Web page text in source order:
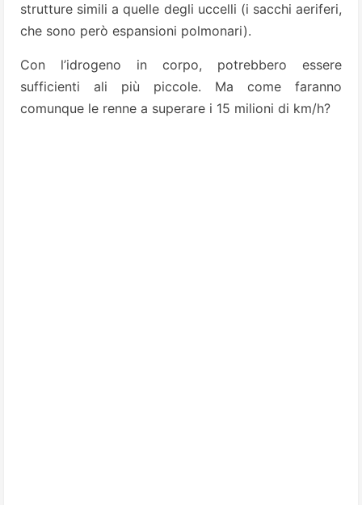
strutture simili a quelle degli uccelli (i sacchi aeriferi,
che sono però espansioni polmonari).
Con l’idrogeno in corpo, potrebbero essere
sufficienti ali più piccole. Ma come fa­ranno
comunque le renne a superare i 15 milioni di km/h?